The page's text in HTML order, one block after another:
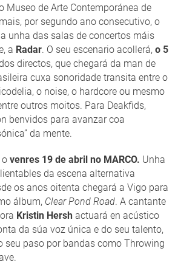
Museo de Arte Contemporánea de
por segundo ano consecutivo, o
unha das salas de concertos máis
a Radar. O seu escenario acollerá, o 5
directos, que chegará da man de
cuxa sonoridade transita entre o
o noise, o hardcore ou mesmo
outros moitos. Para Deakfids,
benvidos para avanzar coa
da mente.
o venres 19 de abril no MARCO. Unha
da escena alternativa
os anos oitenta chegará a Vigo para
álbum, Clear Pond Road. A cantante
Kristin Hersh actuará en acústico
da súa voz única e do seu talento,
seu paso por bandas como Throwing